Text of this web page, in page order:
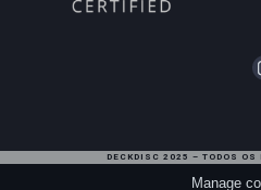
DECKDISC 2025 – TODOS OS
Manage